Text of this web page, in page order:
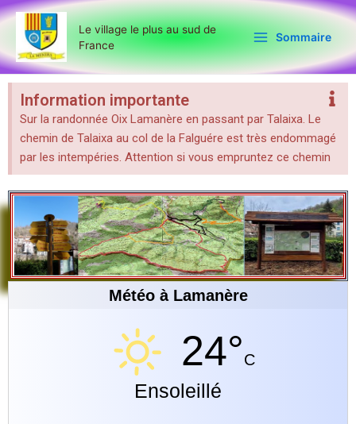
Aller
contenu
Le village le plus au sud de
France
Main
MenuSommaire
Information importante
Sur la randonnée Oix Lamanère en passant par Talaixa. Le
chemin de Talaixa au col de la Falguére est très endommagé
par les intempéries. Attention si vous empruntez ce chemin
Météo à Lamanère
24°C
Ensoleillé